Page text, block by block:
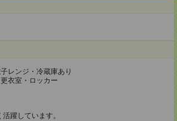
レンジ・冷蔵庫あり
衣室・ロッカー
躍しています。